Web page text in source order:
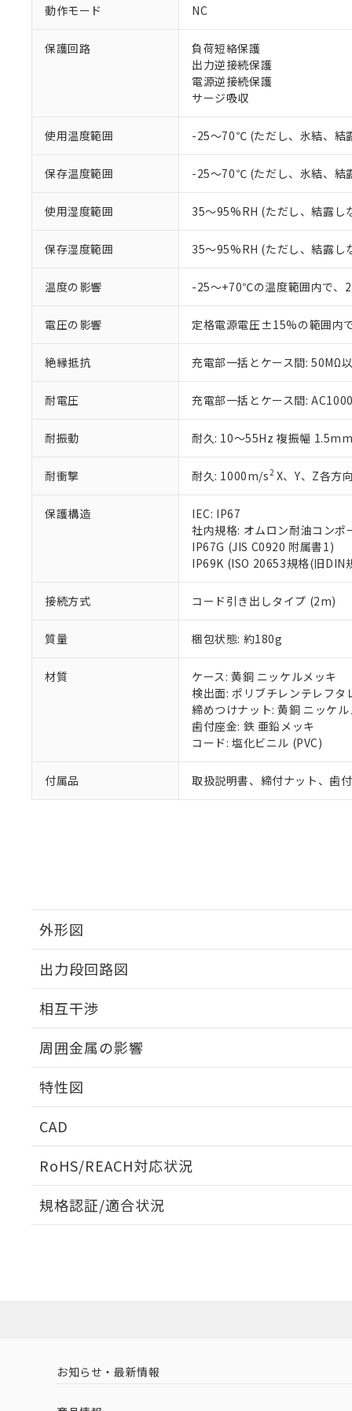
動作モード NC
保護回路
負荷短絡保護
出力逆接続保護
電源逆接続保護
サージ吸収
使用温度範囲 -25～70℃ (ただし、氷結、結
保存温度範囲 -25～70℃ (ただし、氷結、結
使用湿度範囲 35～95%RH (ただし、結露し
保存湿度範囲 35～95%RH (ただし、結露し
温度の影響 -25～+70℃の温度範囲内で
電圧の影響 定格電源電圧±15%の範囲内
絶縁抵抗 充電部一括とケース間: 50MΩ
耐電圧 充電部一括とケース間:
耐振動 耐久: 10～55Hz 複振幅
耐衝撃 耐久: 1000m/s2X、Y、Z各方
保護構造
IEC: IP67
社内規格: オムロン耐油コンポ
IP67G (JIS C0920 附属書1)
IP69K (ISO 20653規格(旧DIN
接続方式 コード引き出しタイプ (2m)
質量 梱包状態: 約180g
材質
ケース: 黄銅 ニッケルメッキ
検出面: ポリブチレンテレフタ
締めつけナット: 黄銅 ニッケル
歯付座金: 鉄 亜鉛メッキ
コード: 塩化ビニル (PVC)
付属品 取扱説明書、締付ナット、歯
外形図
出力段回路図
相互干渉
周囲金属の影響
特性図
CAD
RoHS/REACH対応状況
EU RoHS 注意事項・凡例
中国 RoHS 注意事項・凡例
規格認証/適合状況
（イギリス
（ノルウェー
ご利用条件
以下の条件をお読
くものです。
当社制御機
のであり、
い。
当社販売員に
オムロン制
在庫状況お
す。
マイパーツ
が、当社の
さい。
※当社の共同
いる法人を
非該当品：ライセ
仕入先様の事情に
があります。
フタル酸ビス(2-エチル
但し、RoHS指令で産
フタル酸エステル類の
※2 対応予定月
部品在庫の切り替
※3 非含有証明
EU RoHS指令（
51物質の非含有証
※本証明書は発行
また、RoHS指令
混在することか
既に当社にて対
り割愛しておりま
※1 中国
「○」：最大均質
*中国RoHS10物質の基
Pb(鉛) :1000ppm、
Cr(Ⅵ)(六価クロム) :
DBP(フタル酸ジブチル
DEHP(フタル酸ビス(2-
「ｅ」：有害物質
「10」：通常の使
味します。
「－」：未確認で
う）を輸出
などの必要
当社は規制
ます。
当社は貴社
当社は、貴
また当社は
たしません。
号
○ 一定数
△ 一定数
－
在庫な
機器販
空
白
受注生
お知らせ・最新情報